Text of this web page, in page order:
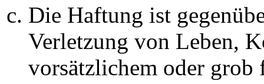
Die Haftung ist
Verletzung von Leben,
vorsätzlichem oder grob